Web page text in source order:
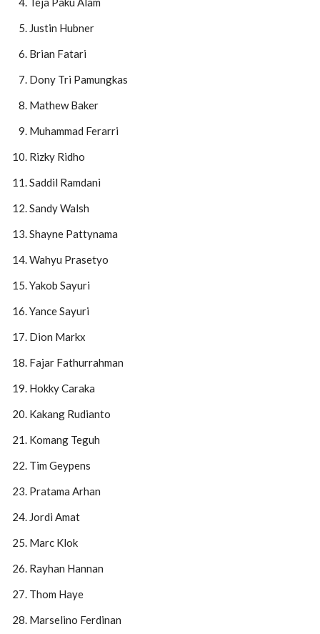
Justin Hubner
Brian Fatari
Dony Tri Pamungkas
Mathew Baker
Muhammad Ferarri
Rizky Ridho
Saddil Ramdani
Sandy Walsh
Shayne Pattynama
Wahyu Prasetyo
Yakob Sayuri
Yance Sayuri
Dion Markx
Fajar Fathurrahman
Hokky Caraka
Kakang Rudianto
Komang Teguh
Tim Geypens
Pratama Arhan
Jordi Amat
Marc Klok
Rayhan Hannan
Thom Haye
Marselino Ferdinan